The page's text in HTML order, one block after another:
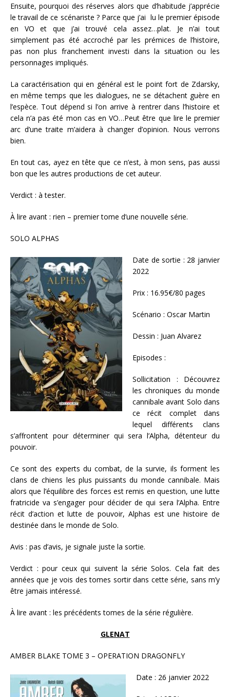
Ensuite, pourquoi des réserves alors que d’habitude j’apprécie
le travail de ce scénariste ? Parce que j’ai lu le premier épisode
en VO et que j’ai trouvé cela assez…plat. Je n’ai tout
simplement pas été accroché par les prémices de l’histoire,
pas non plus franchement investi dans la situation ou les
personnages impliqués.
La caractérisation qui en général est le point fort de Zdarsky,
en même temps que les dialogues, ne se détachent guère en
l’espèce. Tout dépend si l’on arrive à rentrer dans l’histoire et
cela n’a pas été mon cas en VO…Peut être que lire le premier
arc d’une traite m’aidera à changer d’opinion. Nous verrons
bien.
En tout cas, ayez en tête que ce n’est, à mon sens, pas aussi
bon que les autres productions de cet auteur.
Verdict : à tester.
À lire avant : rien – premier tome d’une nouvelle série.
SOLO ALPHAS
Date de sortie : 28 janvier
2022
Prix : 16.95€/80 pages
Scénario : Oscar Martin
Dessin : Juan Alvarez
Episodes :
Sollicitation : Découvrez
les chroniques du monde
cannibale avant Solo dans
ce récit complet dans
lequel différents clans
s’affrontent pour déterminer qui sera l’Alpha, détenteur du
pouvoir.
Ce sont des experts du combat, de la survie, ils forment les
clans de chiens les plus puissants du monde cannibale. Mais
alors que l’équilibre des forces est remis en question, une lutte
fratricide va s’engager pour décider de qui sera l’Alpha. Entre
récit d’action et lutte de pouvoir, Alphas est une histoire de
destinée dans le monde de Solo.
Avis : pas d’avis, je signale juste la sortie.
Verdict : pour ceux qui suivent la série Solos. Cela fait des
années que je vois des tomes sortir dans cette série, sans m’y
être jamais intéressé.
À lire avant : les précédents tomes de la série régulière.
GLENAT
AMBER BLAKE TOME 3 – OPERATION DRAGONFLY
Date : 26 janvier 2022